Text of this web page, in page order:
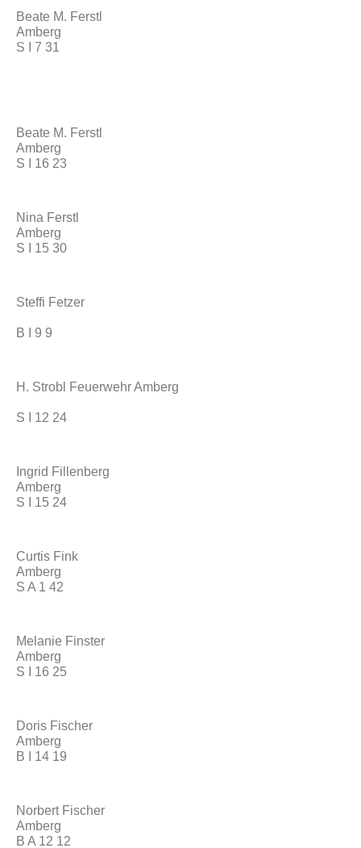
Beate M. Ferstl
Amberg
S I 7 31
Beate M. Ferstl
Amberg
S I 16 23
Nina Ferstl
Amberg
S I 15 30
Steffi Fetzer
B I 9 9
H. Strobl Feuerwehr Amberg
S I 12 24
Ingrid Fillenberg
Amberg
S I 15 24
Curtis Fink
Amberg
S A 1 42
Melanie Finster
Amberg
S I 16 25
Doris Fischer
Amberg
B I 14 19
Norbert Fischer
Amberg
B A 12 12